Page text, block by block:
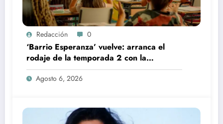
Redacción 0
‘Barrio Esperanza’ vuelve: arranca el
rodaje de la temporada 2 con la
incorporación de María Castro
Agosto 6, 2026